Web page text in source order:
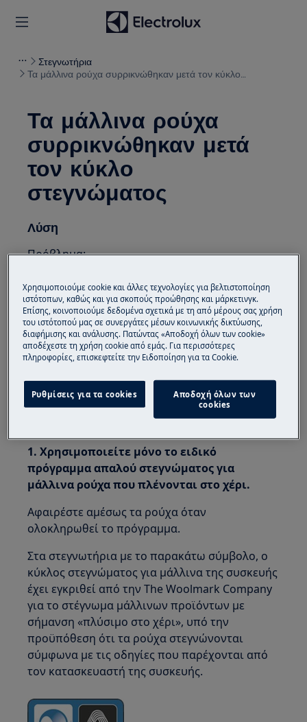
Στεγνωτήρια
Τα μάλλινα ρούχα συρρικνώθηκαν μετά τον κύκλο
Τα μάλλινα ρούχα
συρρικνώθηκαν μετά
τον κύκλο
στεγνώματος
Λύση
Πρόβλημα:
Τα μάλλινα ρούχα συρρικνώθηκαν μετά
τον κύκλο στεγνώματος
Το στεγνωτήριο υπερθερμαίνεται
Ισχύει για:
Στεγνωτήριο με αντλία θερμότητας
Πλυντήρια-στεγνωτήρια με αντλία
θερμότητας
1. Χρησιμοποιείτε μόνο το ειδικό
πρόγραμμα απαλού στεγνώματος για
μάλλινα ρούχα που πλένονται στο χέρι.
Αφαιρέστε αμέσως τα ρούχα όταν
ολοκληρωθεί το πρόγραμμα.
Στα στεγνωτήρια με το παρακάτω σύμβολο, ο
κύκλος στεγνώματος για μάλλινα της συσκευής
έχει εγκριθεί από την The Woolmark Company
για το στέγνωμα μάλλινων προϊόντων με
σήμανση «πλύσιμο στο χέρι», υπό την
προϋπόθεση ότι τα ρούχα στεγνώνονται
σύμφωνα με τις οδηγίες που παρέχονται από
τον κατασκευαστή της συσκευής.
Χρησιμοποιούμε cookie και άλλες τεχνολογίες για βελτιστοποίηση
ιστότοπων, καθώς και για σκοπούς προώθησης και μάρκετινγκ.
Επίσης, κοινοποιούμε δεδομένα σχετικά με τη από μέρους σας χρήση
του ιστότοπού μας σε συνεργάτες μέσων κοινωνικής δικτύωσης,
διαφήμισης και ανάλυσης. Πατώντας «Αποδοχή όλων των cookie»
αποδέχεστε τη χρήση cookie από εμάς. Για περισσότερες
πληροφορίες, επισκεφτείτε την Ειδοποίηση για τα Cookie.
Ρυθμίσεις για τα cookies
Αποδοχή όλων των
cookies